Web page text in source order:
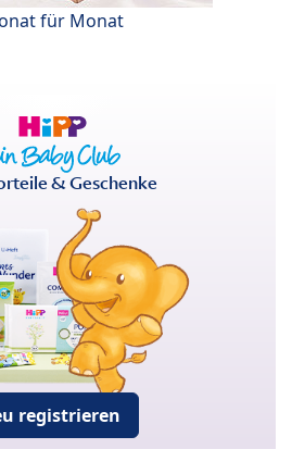
für Monat
& Geschenke
registrieren